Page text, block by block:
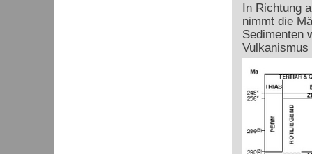
In Richtung
nimmt die
Sedimenten
Vulkanismus